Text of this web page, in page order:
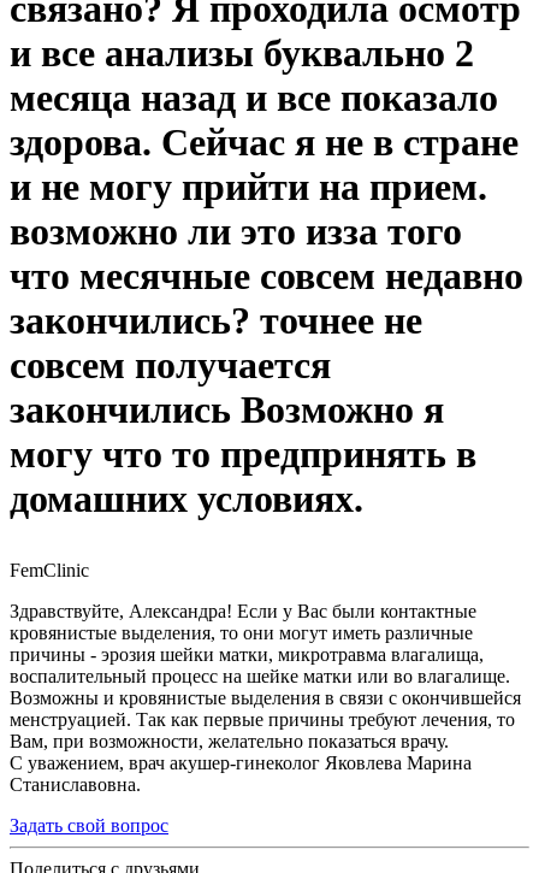
и все анализы буквально 2
месяца назад и все показало
здорова. Сейчас я не в стране
и не могу прийти на прием.
возможно ли это изза того
что месячные совсем недавно
закончились? точнее не
совсем получается
закончились Возможно я
могу что то предпринять в
домашних условиях.
FemClinic
Здравствуйте, Александра! Если у Вас были контактные
кровянистые выделения, то они могут иметь различные
причины - эрозия шейки матки, микротравма влагалища,
воспалительный процесс на шейке матки или во влагалище.
Возможны и кровянистые выделения в связи с окончившейся
менструацией. Так как первые причины требуют лечения, то
Вам, при возможности, желательно показаться врачу.
С уважением, врач акушер-гинеколог Яковлева Марина
Станиславовна.
Задать свой вопрос
Поделиться с друзьями